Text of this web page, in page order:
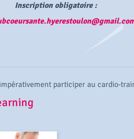
Inscription obligatoire :
participer au cardio-